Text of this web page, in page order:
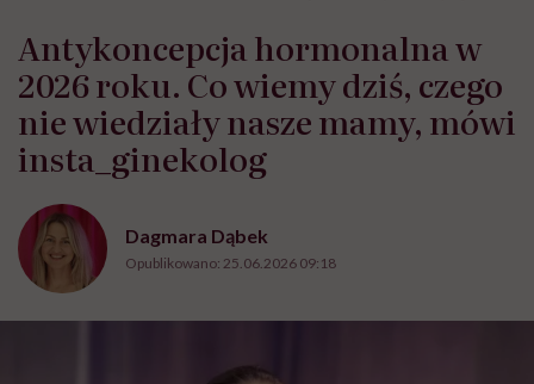
Antykoncepcja hormonalna w
2026 roku. Co wiemy dziś, czego
nie wiedziały nasze mamy, mówi
insta_ginekolog
Dagmara Dąbek
Opublikowano: 25.06.2026 09:18